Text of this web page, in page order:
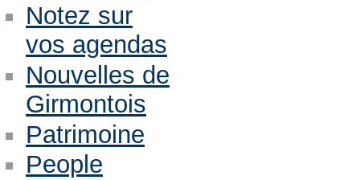
Notez sur
vos agendas
Nouvelles de
Girmontois
Patrimoine
People